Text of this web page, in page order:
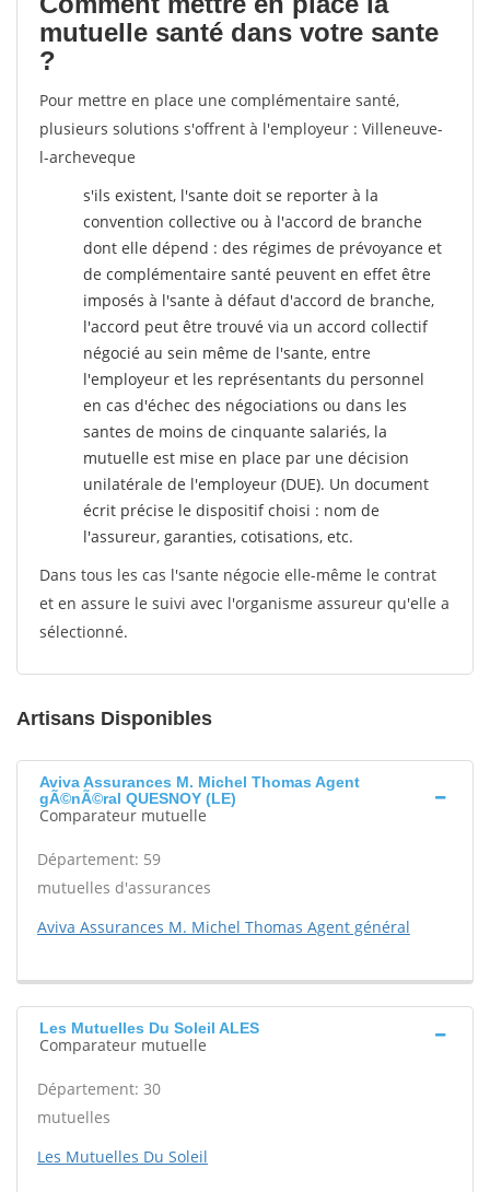
mutuelle santé dans votre sante
?
Pour mettre en place une complémentaire santé,
plusieurs solutions s'offrent à l'employeur : Villeneuve-
l-archeveque
s'ils existent, l'sante doit se reporter à la
convention collective ou à l'accord de branche
dont elle dépend : des régimes de prévoyance et
de complémentaire santé peuvent en effet être
imposés à l'sante à défaut d'accord de branche,
l'accord peut être trouvé via un accord collectif
négocié au sein même de l'sante, entre
l'employeur et les représentants du personnel
en cas d'échec des négociations ou dans les
santes de moins de cinquante salariés, la
mutuelle est mise en place par une décision
unilatérale de l'employeur (DUE). Un document
écrit précise le dispositif choisi : nom de
l'assureur, garanties, cotisations, etc.
Dans tous les cas l'sante négocie elle-même le contrat
et en assure le suivi avec l'organisme assureur qu'elle a
sélectionné.
Artisans Disponibles
Aviva Assurances M. Michel Thomas Agent
gÃ©nÃ©ral QUESNOY (LE)
Comparateur mutuelle
Département: 59
mutuelles d'assurances
Aviva Assurances M. Michel Thomas Agent général
Les Mutuelles Du Soleil ALES
Comparateur mutuelle
Département: 30
mutuelles
Les Mutuelles Du Soleil